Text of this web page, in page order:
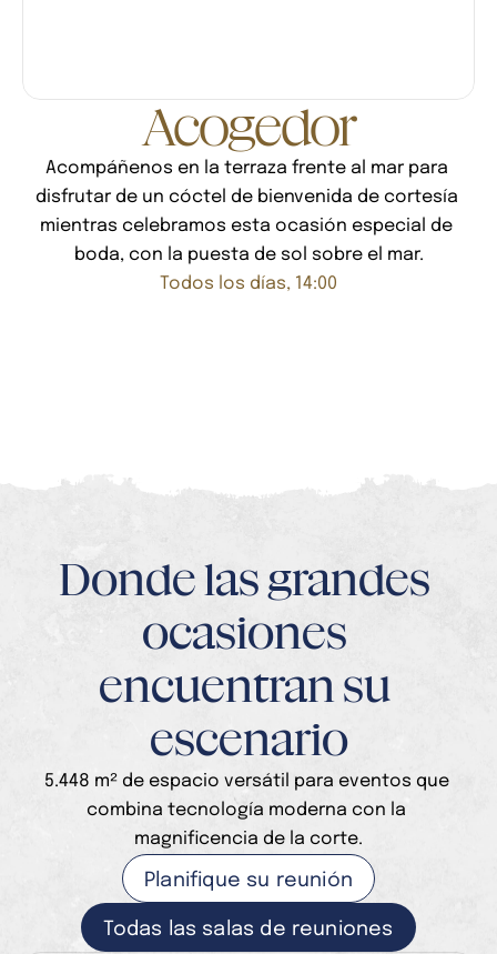
Acogedor
Acompáñenos en la terraza frente al mar para
disfrutar de un cóctel de bienvenida de cortesía
mientras celebramos esta ocasión especial de
boda, con la puesta de sol sobre el mar.
Todos los días, 14:00
Donde las grandes
ocasiones
encuentran su
escenario
5.448 m² de espacio versátil para eventos que
combina tecnología moderna con la
magnificencia de la corte.
Planifique su reunión
Todas las salas de reuniones